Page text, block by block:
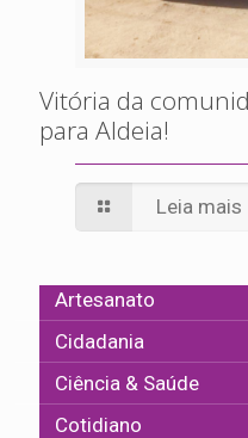
Vitória da
para Aldeia!
Leia mais
Artesanato
Cidadania
Ciência & Saúde
Cotidiano